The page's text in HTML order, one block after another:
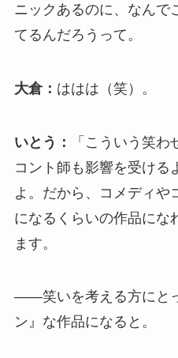
ニックあるのに、なんで
てるんだろうって。
大倉： ははは（笑）。
いとう：
「こういう笑わ
コント師も影響を受ける
よ。だから、コメディや
になるくらいの作品にな
ます。
――笑いを考える方にと
ン』な作品になると。